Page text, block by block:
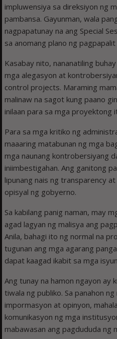
impluwensiya sa direksiyon ng
pambansa. Gayunman, wala
nagpapatunay na ang Special
sa anomang plano ng
Kasabay nito, nananatiling
mga alegasyon at
control projects. Maraming
malinaw na sagot kung paano
inilaan para sa mga proyektong
Para sa mga kritiko ng
maaaring matabunan ng mga
mga naunang kontrobersiyang
iniimbestigahan. Ang ganitong
lipunang nais ng transparency
opisyal ng gobyerno.
Sa kabilang panig naman, may
agad lagyan ng malisya ang
Anila, bahagi ito ng normal na
tugunan ang mga agarang
dapat kaagad ikabit sa mga
Ang tunay na hamon ngayon ay
tiwala ng publiko. Sa panahon
impormasyon at opinyon,
komunikasyon ng mga
mabawasan ang pagdududa ng